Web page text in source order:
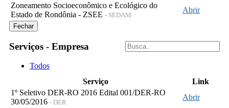
Zoneamento Socioeconômico e Ecológico do
Estado de Rondônia - ZSEE - SEDAM
Abrir
Fechar
Serviços - Empresa
Todos
Serviço
Link
1º Seletivo DER-RO 2016 Edital 001/DER-RO
30/05/2016 - DER
Abrir